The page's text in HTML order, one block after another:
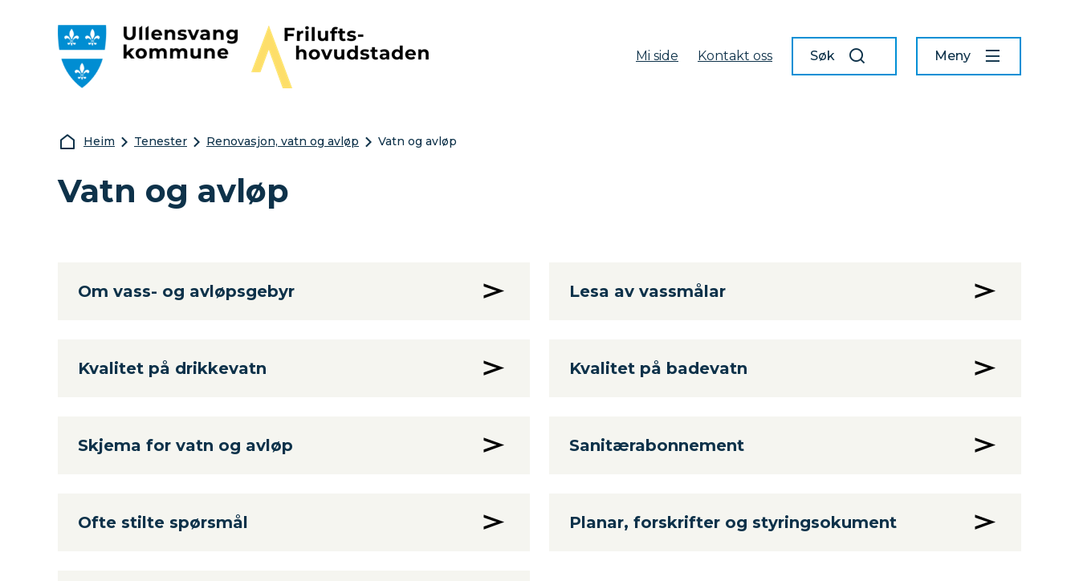
Mi side Kontakt oss Søk Meny
Du er her:
Heim Tenester Renovasjon, vatn og avløp Vatn og avløp
Vatn og avløp
Om vass- og avløpsgebyr Lesa av vassmålar
Kvalitet på drikkevatn Kvalitet på badevatn
Skjema for vatn og avløp Sanitærabonnement
Ofte stilte spørsmål Planar, forskrifter og styringsokument